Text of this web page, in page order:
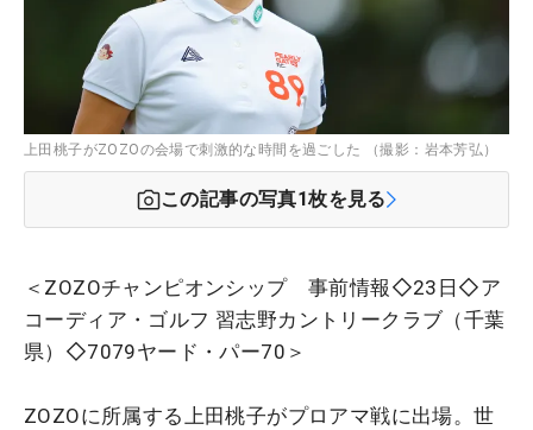
上田桃子がZOZOの会場で刺激的な時間を過ごした （撮影：岩本芳弘）
この記事の写真1枚を見る
＜ZOZOチャンピオンシップ 事前情報◇23日◇ア
コーディア・ゴルフ 習志野カントリークラブ（千葉
県）◇7079ヤード・パー70＞
ZOZOに所属する上田桃子がプロアマ戦に出場。世